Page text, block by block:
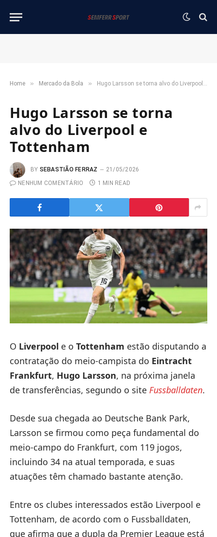
Home » Mercado da Bola » Hugo Larsson se torna alvo do Liverpool e Tottenham
Hugo Larsson se torna
alvo do Liverpool e
Tottenham
BY SEBASTIÃO FERRAZ
21/05/2026
NENHUM COMENTÁRIO
1 MIN READ
O Liverpool e o Tottenham estão disputando a
contratação do meio-campista do Eintracht
Frankfurt, Hugo Larsson, na próxima janela
de transferências, segundo o site Fussballdaten.
Desde sua chegada ao Deutsche Bank Park,
Larsson se firmou como peça fundamental do
meio-campo do Frankfurt, com 119 jogos,
incluindo 34 na atual temporada, e suas
atuações têm chamado bastante atenção.
Entre os clubes interessados ​​estão Liverpool e
Tottenham, de acordo com o Fussballdaten,
que afirma que a dupla da Premier League está